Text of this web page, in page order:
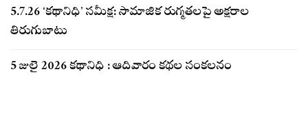
5.7.26 ‘కథానిధి’ సమీక్ష: సామాజిక రుగ్మతలపై అక్షరాల
తిరుగుబాటు
5 జులై 2026 కథానిధి : ఆదివారం కథల సంకలనం